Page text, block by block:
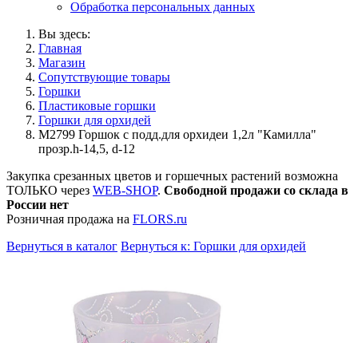
Обработка персональных данных
Вы здесь:
Главная
Магазин
Сопутствующие товары
Горшки
Пластиковые горшки
Горшки для орхидей
М2799 Горшок с подд.для орхидеи 1,2л "Камилла"
прозр.h-14,5, d-12
Закупка срезанных цветов и горшечных растений возможна
ТОЛЬКО через WEB-SHOP. Свободной продажи со склада в
России нет
Розничная продажа на FLORS.ru
Вернуться в каталог Вернуться к: Горшки для орхидей